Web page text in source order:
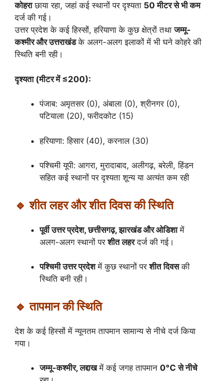
कोहराछाया रहा, जहां कई स्थानों पर दृश्यता 50 मीटर से भी कम
दर्ज की गई।
उत्तर प्रदेश के कई हिस्सों, हरियाणा के कुछ क्षेत्रों तथाजम्मू-
कश्मीर और उत्तराखंडके अलग-अलग इलाकों में भी घने कोहरे की
स्थिति बनी रही।
दृश्यता (मीटर में ≤200):
पंजाब: अमृतसर (0), अंबाला (0), श्रीनगर (0),
पटियाला (20), फरीदकोट (15)
हरियाणा: हिसार (40), करनाल (30)
पश्चिमी यूपी: आगरा, मुरादाबाद, अलीगढ़, बरेली, हिंडन
सहित कई स्थानों पर दृश्यता शून्य या अत्यंत कम रही
🔹 शीत लहर और शीत दिवस की स्थिति
पूर्वी उत्तर प्रदेश, छत्तीसगढ़, झारखंड और ओडिशामें
अलग-अलग स्थानों परशीत लहरदर्ज की गई।
पश्चिमी उत्तर प्रदेशमें कुछ स्थानों परशीत दिवसकी
स्थिति बनी रही।
🔹 तापमान की स्थिति
देश के कई हिस्सों में न्यूनतम तापमान सामान्य से नीचे दर्ज किया
गया।
जम्मू-कश्मीर, लद्दाखमें कई जगह तापमान 0°C से नीचे